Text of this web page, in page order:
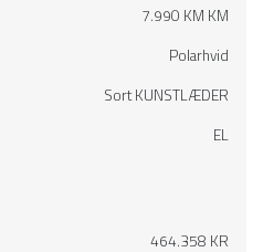
7.990 KM KM
Polarhvid
Sort KUNSTLÆDER
EL
464.358 KR